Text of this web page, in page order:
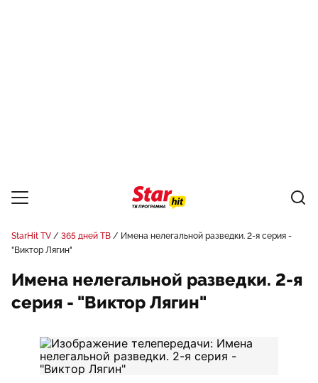
StarHit TV 365 дней ТВ
Имена нелегальной разведки. 2-я серия -
"Виктор Лягин"
Имена нелегальной разведки. 2-я
серия - "Виктор Лягин"